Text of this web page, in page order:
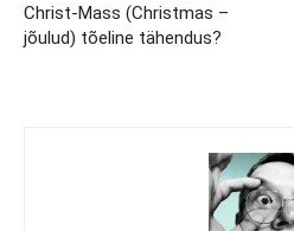
Christ-Mass (Christmas –
jõulud) tõeline tähendus?